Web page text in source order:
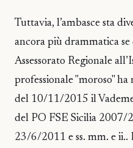
Tuttavia, l’ambasce sta
ancora più drammatica se
Assessorato Regionale
professionale "moroso"
del 10/11/2015 il
del PO FSE Sicilia 2007/
23/6/2011 e ss. mm. e